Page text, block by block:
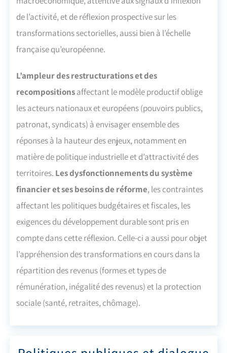
de l’activité, et de réflexion prospective sur les
transformations sectorielles, aussi bien à l’échelle
française qu’européenne.
L’ampleur des restructurations et des
recompositionsaffectant le modèle productif oblige
les acteurs nationaux et européens (pouvoirs publics,
patronat, syndicats) à envisager ensemble des
réponses à la hauteur des enjeux, notamment en
matière de politique industrielle et d’attractivité des
territoires. Les dysfonctionnements du système
financier et ses besoins de réforme, les contraintes
affectant les politiques budgétaires et fiscales, les
exigences du développement durable sont pris en
compte dans cette réflexion. Celle-ci a aussi pour objet
l’appréhension des transformations en cours dans la
répartition des revenus (formes et types de
rémunération, inégalité des revenus) et la protection
sociale (santé, retraites, chômage).